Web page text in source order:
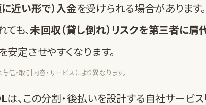
近い形で）入金を受けられる場合があります。
も、未回収（貸し倒れ）リスクを第三者に肩
安定させやすくなります。
・取引内容・サービスにより異なります。
は、この分割・後払いを設計する自社サービス